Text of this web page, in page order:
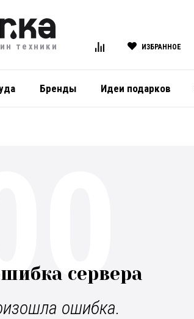
техники ИЗБРАННОЕ
Бренды Идеи подарков
сервера
ошибка.